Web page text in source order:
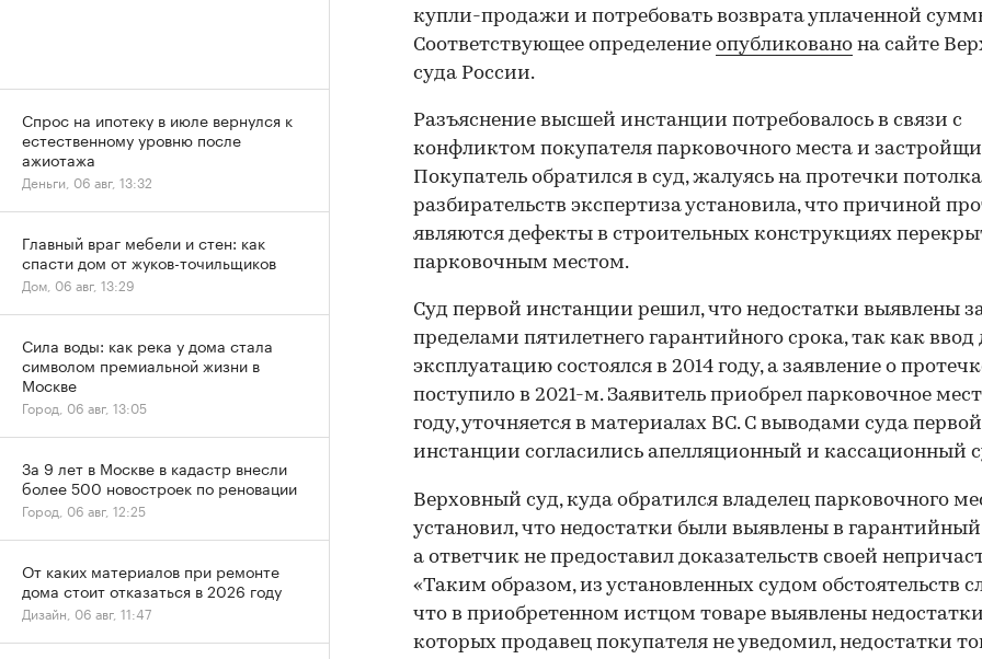
купли-продажи и потребовать возврата уплаченной
Cоответствующее определение опубликовано на сайте
суда России.
Разъяснение высшей инстанции потребовалось в связи с
конфликтом покупателя парковочного места и
Покупатель обратился в суд, жалуясь на протечки
разбирательств экспертиза установила, что причиной
являются дефекты в строительных конструкциях
парковочным местом.
Суд первой инстанции решил, что недостатки выявлены
пределами пятилетнего гарантийного срока, так как ввод
эксплуатацию состоялся в 2014 году, а заявление о
поступило в 2021-м. Заявитель приобрел парковочное
году, уточняется в материалах ВС. С выводами суда первой
инстанции согласились апелляционный и кассационный
Верховный суд, куда обратился владелец парковочного
установил, что недостатки были выявлены в
а ответчик не предоставил доказательств своей
«Таким образом, из установленных судом обстоятельств
что в приобретенном истцом товаре выявлены
которых продавец покупателя не уведомил, недостатки
Спрос на ипотеку в июле вернулся к
естественному уровню после
ажиотажа
Деньги, 06 авг, 13:32
Главный враг мебели и стен: как
спасти дом от жуков-точильщиков
Дом, 06 авг, 13:29
Сила воды: как река у дома стала
символом премиальной жизни в
Москве
Город, 06 авг, 13:05
За 9 лет в Москве в кадастр внесли
более 500 новостроек по реновации
Город, 06 авг, 12:25
От каких материалов при ремонте
дома стоит отказаться в 2026 году
Дизайн, 06 авг, 11:47